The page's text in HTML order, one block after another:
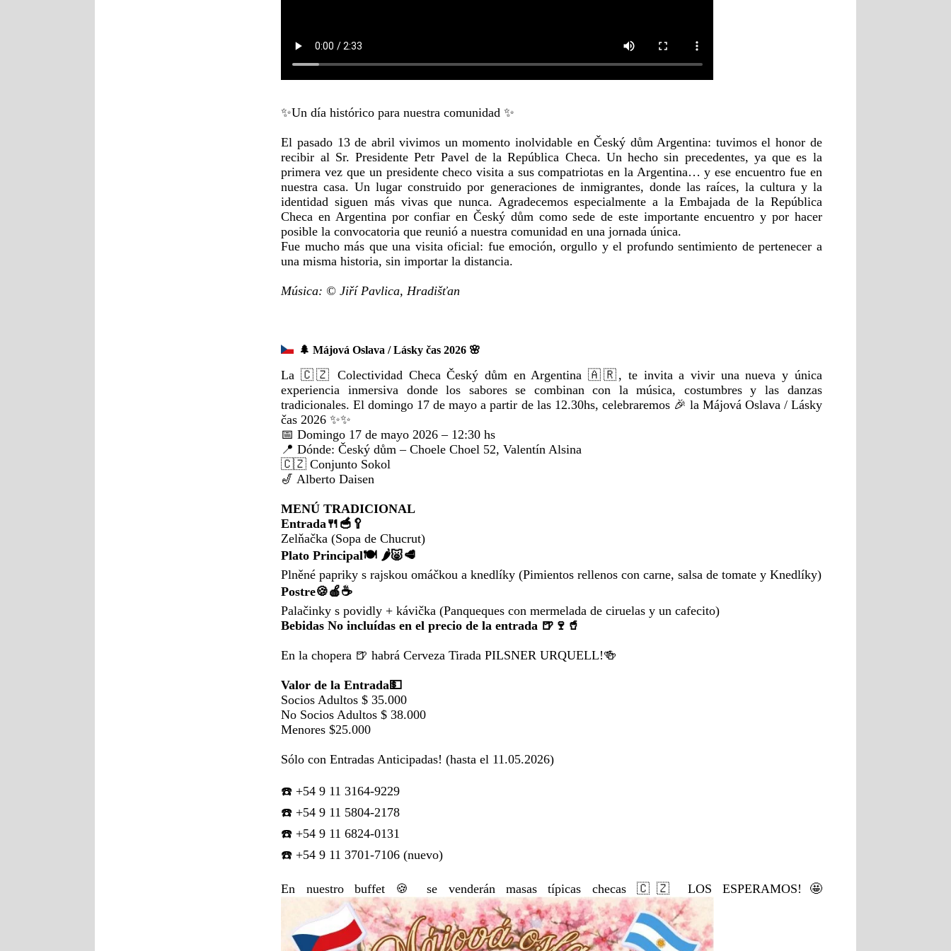
✨Un día histórico para nuestra comunidad ✨
El pasado 13 de abril vivimos un momento inolvidable en Český dům Argentina: tuvimos el honor de
recibir al Sr. Presidente Petr Pavel de la República Checa. Un hecho sin precedentes, ya que es la
primera vez que un presidente checo visita a sus compatriotas en la Argentina… y ese encuentro fue en
nuestra casa. Un lugar construido por generaciones de inmigrantes, donde las raíces, la cultura y la
identidad siguen más vivas que nunca. Agradecemos especialmente a la Embajada de la República
Checa en Argentina por confiar en Český dům como sede de este importante encuentro y por hacer
posible la convocatoria que reunió a nuestra comunidad en una jornada única.
Fue mucho más que una visita oficial: fue emoción, orgullo y el profundo sentimiento de pertenecer a
una misma historia, sin importar la distancia.
Música: © Jiří Pavlica, Hradišťan
🌲 Májová Oslava / Lásky čas 2026 🌸
La 🇨🇿 Colectividad Checa Český dům en Argentina 🇦🇷, te invita a vivir una nueva y única
experiencia inmersiva donde los sabores se combinan con la música, costumbres y las danzas
tradicionales. El domingo 17 de mayo a partir de las 12.30hs, celebraremos 🎉 la Májová Oslava / Lásky
čas 2026 ✨✨
📅 Domingo 17 de mayo 2026 – 12:30 hs
📍 Dónde: Český dům – Choele Choel 52, Valentín Alsina
🇨🇿 Conjunto Sokol
🎷 Alberto Daisen
MENÚ TRADICIONAL
Entrada🍴🥣🥄
Zelňačka (Sopa de Chucrut)
Plato Principal🍽️ 🌶️🐷🥩
Plněné papriky s rajskou omáčkou a knedlíky (Pimientos rellenos con carne, salsa de tomate y Knedlíky)
Postre🍪🍎☕
Palačinky s povidly + kávička (Panqueques con mermelada de ciruelas y un cafecito)
Bebidas No incluídas en el precio de la entrada 🍺🍷🥤
En la chopera 🍺 habrá Cerveza Tirada PILSNER URQUELL!🍻
Valor de la Entrada💵
Socios Adultos $ 35.000
No Socios Adultos $ 38.000
Menores $25.000
Sólo con Entradas Anticipadas! (hasta el 11.05.2026)
☎️ +54 9 11 3164-9229
☎️ +54 9 11 5804-2178
☎️ +54 9 11 6824-0131
☎️ +54 9 11 3701-7106 (nuevo)
En nuestro buffet 🍪 se venderán masas típicas checas 🇨🇿 LOS ESPERAMOS!🤩